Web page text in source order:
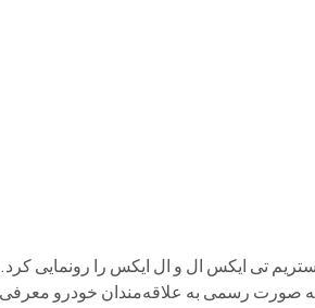
تی ایکس ال و ال ایکس را رونمایی
صورت رسمی به علاقه‌مندان خودرو